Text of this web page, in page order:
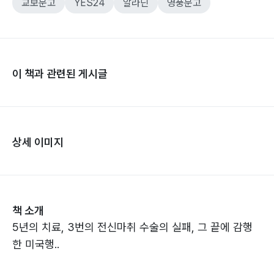
교보문고 YES24 알라딘 영풍문고
이 책과 관련된 게시글
상세 이미지
책 소개
5년의 치료, 3번의 전신마취 수술의 실패, 그 끝에 감행
한 미국행..